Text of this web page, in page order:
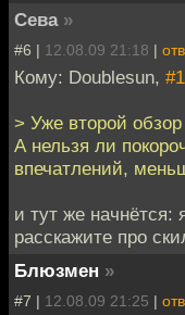
Сева »
#6 | 12.08.09 21:18 |
Кому: Doublesun, #1
> Уже второй
А нельзя ли
впечатлений,
и тут же начнётся:
расскажите про
Блюзмен »
#7 | 12.08.09 21:25 |